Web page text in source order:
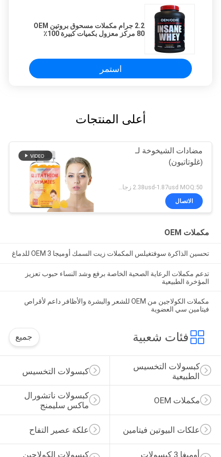
2.2 جرام مكملات مسحوق بروتين OEM
80 مركز معزول بكميات كبيرة 100٪
استمر
أعلى المنتجات
مضادات الشيخوخة لـ
(غلوتاتيون)
الاتصال
مكملات OEM
تحسين الذاكرة سوفتغيلس المكملات زيت السمك أوميجا 3 OEM للدماغ
تدعم مكملات الرعاية الصحية الخاصة برفع وشد النساء حبوب تعزيز
المؤخرة الطبيعية
مكملات الكولاجين من OEM للشعر والبشرة والأظافر داعم لأقراص
فيتامين سي العضوية
فئات شعبية جميع
كبسولات التخسيس
كبسولات التخسيس
الطبيعية
كبسولات ناتشورال
ماكس سليمنج
مكملات OEM
علكة عصير التفاح علكات البيوتين فيتامين
كبسولات الكولاجين أوميغا 3 كبسولات